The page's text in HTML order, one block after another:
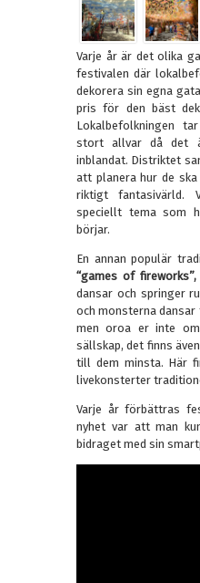
Varje år är det olika
festivalen där
dekorera sin egna
pris för den bäst
Lokalbefolkningen
stort allvar då det
inblandat. Distriktet
att planera hur de
riktigt fantasivärld.
speciellt tema som
börjar.
En annan populär
“games of fireworks”,
dansar och springer
och monsterna
men oroa er inte
sällskap, det finns
till dem minsta. Här
livekonsterter
Varje år förbättras
nyhet var att man
bidraget med sin